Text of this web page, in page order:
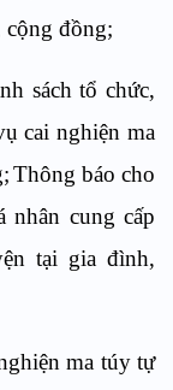
đồng;
sách tổ chức,
cai nghiện ma
Thông báo cho
nhân cung cấp
ện tại gia đình,
ma túy tự